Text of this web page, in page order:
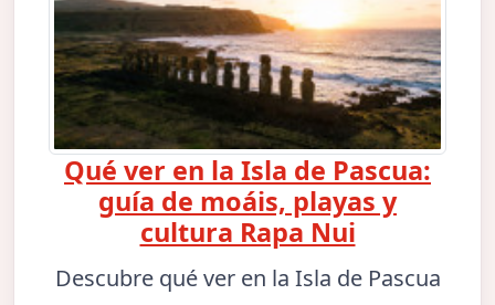
Qué ver en la Isla de Pascua:
guía de moáis, playas y
cultura Rapa Nui
Descubre qué ver en la Isla de Pascua